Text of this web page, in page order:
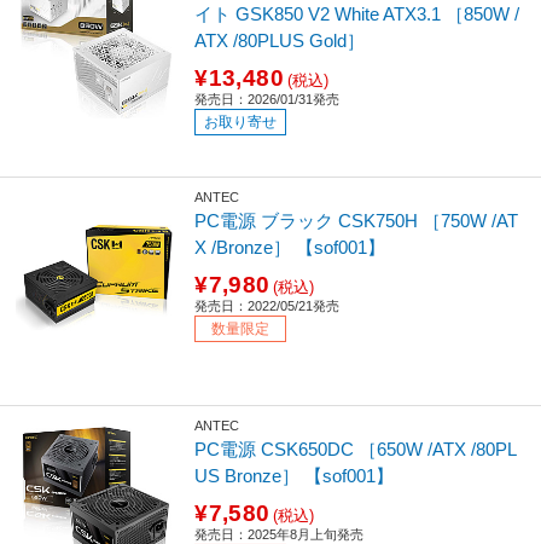
イト GSK850 V2 White ATX3.1 ［850W /
ATX /80PLUS Gold］
¥13,480 (税込)
発売日：2026/01/31発売
お取り寄せ
ANTEC
PC電源 ブラック CSK750H ［750W /AT
X /Bronze］ 【sof001】
¥7,980 (税込)
発売日：2022/05/21発売
数量限定
ANTEC
PC電源 CSK650DC ［650W /ATX /80PL
US Bronze］ 【sof001】
¥7,580 (税込)
発売日：2025年8月上旬発売